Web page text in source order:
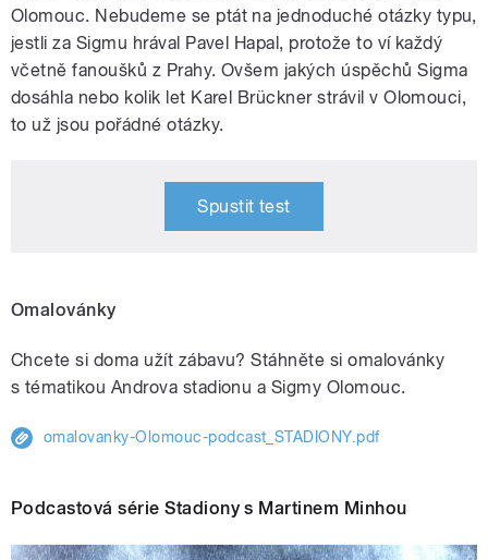
Olomouc. Nebudeme se ptát na jednoduché otázky typu,
jestli za Sigmu hrával Pavel Hapal, protože to ví každý
včetně fanoušků z Prahy. Ovšem jakých úspěchů Sigma
dosáhla nebo kolik let Karel Brückner strávil v Olomouci,
to už jsou pořádné otázky.
Spustit test
Omalovánky
Chcete si doma užít zábavu? Stáhněte si omalovánky
s tématikou Androva stadionu a Sigmy Olomouc.
omalovanky-Olomouc-podcast_STADIONY.pdf
Podcastová série Stadiony s Martinem Minhou